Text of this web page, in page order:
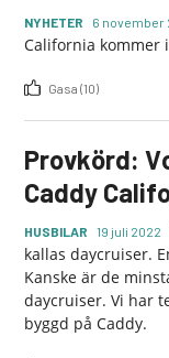
NYHETER 6 november
California kommer
Gasa (10)
Provkörd:
Caddy
HUSBILAR 19 juli 2022
kallas daycruiser.
Kanske är de
daycruiser. Vi har
byggd på Caddy.